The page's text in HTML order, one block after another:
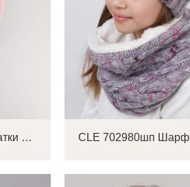
CLE 457161л Перчатки детские